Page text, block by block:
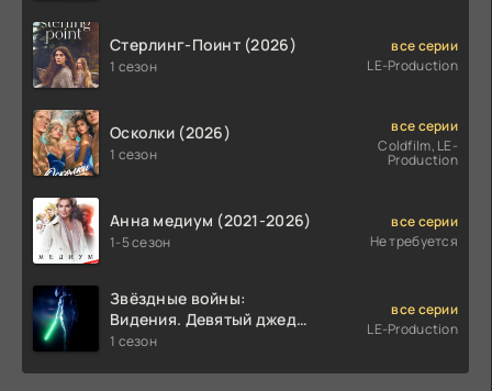
Стерлинг-Поинт (2026)
1 сезон
все серии
LE-Production
Осколки (2026)
1 сезон
все серии
Coldfilm, LE-
Production
Анна медиум (2021-2026)
1-5 сезон
все серии
Не требуется
Звёздные войны:
Видения. Девятый джедай
(2026)
1 сезон
все серии
LE-Production